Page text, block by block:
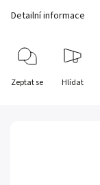
Detailní informace
Zeptat se Hlídat